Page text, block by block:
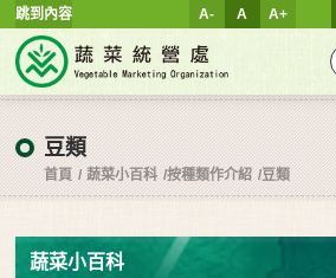
跳到內容 A- A A+
豆類
首頁 蔬菜小百科 按種類作介紹 豆類
蔬菜小百科